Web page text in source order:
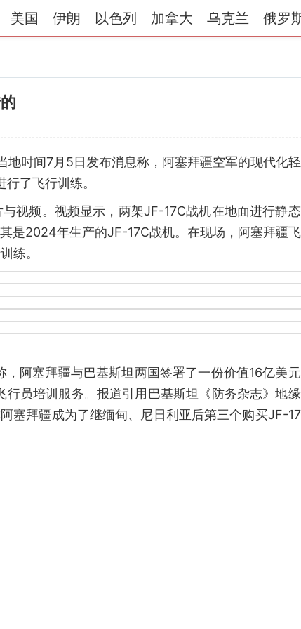
美国 伊朗 以色列 加拿大 乌克兰 俄罗
地时间7月5日发布消息称，阿塞拜疆空军的现代化
了飞行训练。
视频。视频显示，两架JF-17C战机在地面进行静
2024年生产的JF-17C战机。在现场，阿塞拜疆
练。
阿塞拜疆与巴基斯坦两国签署了一份价值16亿美
员培训服务。报道引用巴基斯坦《防务杂志》地
塞拜疆成为了继缅甸、尼日利亚后第三个购买JF-